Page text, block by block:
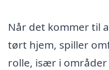
Når det kommer til
tørt hjem, spiller
rolle, især i områder